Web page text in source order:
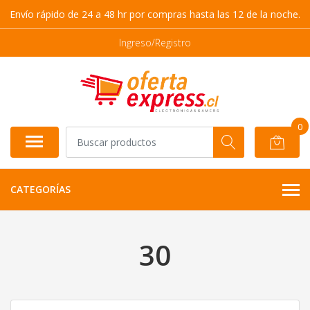
Envío rápido de 24 a 48 hr por compras hasta las 12 de la noche.
Ingreso/Registro
0
CATEGORÍAS
30